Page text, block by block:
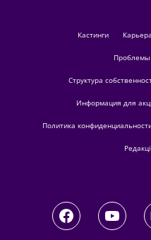
кастинги Карьера
Структура
Информация для
Политика